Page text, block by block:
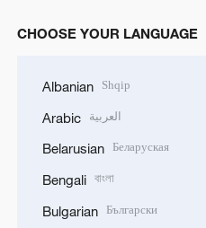
CHOOSE YOUR LANGUAGE
Albanian Shqip
Arabic العربية
Belarusian Беларуская
Bengali বাংলা
Bulgarian Български